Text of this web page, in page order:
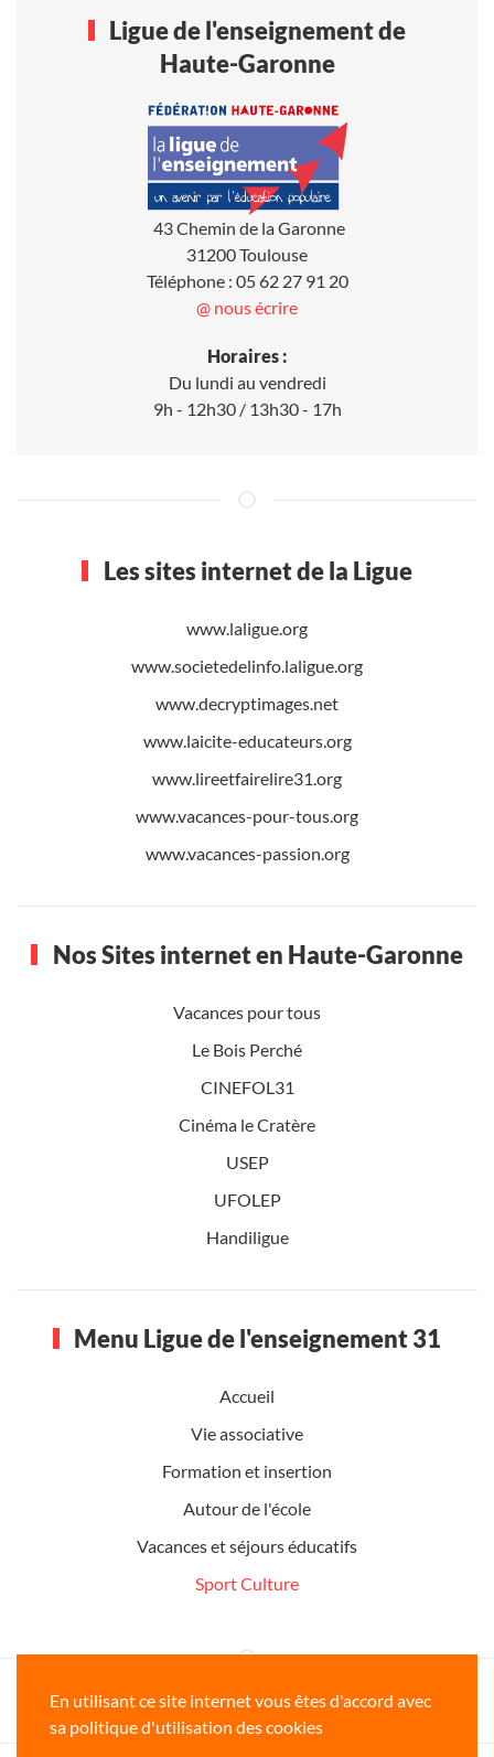
Ligue de l'enseignement de
Haute-Garonne
43 Chemin de la Garonne
31200 Toulouse
Téléphone : 05 62 27 91 20
@ nous écrire
Horaires :
Du lundi au vendredi
9h - 12h30 / 13h30 - 17h
Les sites internet de la Ligue
www.laligue.org
www.societedelinfo.laligue.org
www.decryptimages.net
www.laicite-educateurs.org
www.lireetfairelire31.org
www.vacances-pour-tous.org
www.vacances-passion.org
Nos Sites internet en Haute-Garonne
Vacances pour tous
Le Bois Perché
CINEFOL31
Cinéma le Cratère
USEP
UFOLEP
Handiligue
Menu Ligue de l'enseignement 31
Accueil
Vie associative
Formation et insertion
Autour de l'école
Vacances et séjours éducatifs
Sport Culture
Garonne www.ligue31.org
En utilisant ce site internet vous êtes d'accord avec
sa politique d'utilisation des cookies